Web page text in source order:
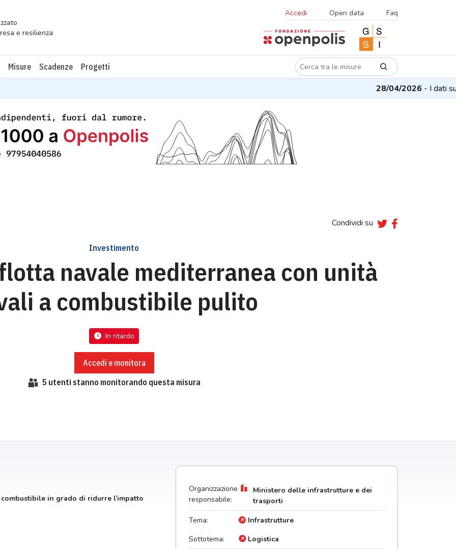
e resilienza
Accedi Open data Faq
Misure Scadenze Progetti
28/04/2026- I dati su
Condividi su
Investimento
navale mediterranea con unità
a combustibile pulito
In ritardo
Accedi e monitora
5 utenti stanno monitorando questa misura
in grado di ridurre l’impatto
Organizzazione
responsabile:
Ministero delle infrastrutture e dei
trasporti
Tema:
Infrastrutture
Sottotema:
Logistica